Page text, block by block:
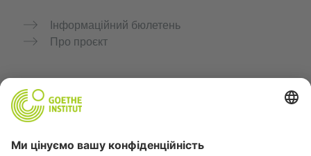
Інформаційний бюлетень
Про проєкт
Додаткові вебсайти
Community “Deutsch für dich”